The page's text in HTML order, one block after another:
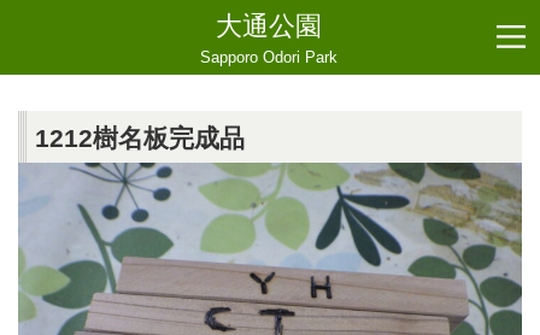
大通公園
Sapporo Odori Park
1212樹名板完成品